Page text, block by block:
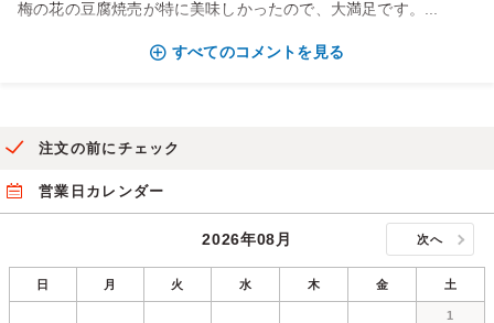
梅の花の豆腐焼売が特に美味しかったので、大満足です。...
すべてのコメントを見る
注文の前にチェック
営業日カレンダー
2026年08月 次へ
日 月 火 水 木 金 土
1